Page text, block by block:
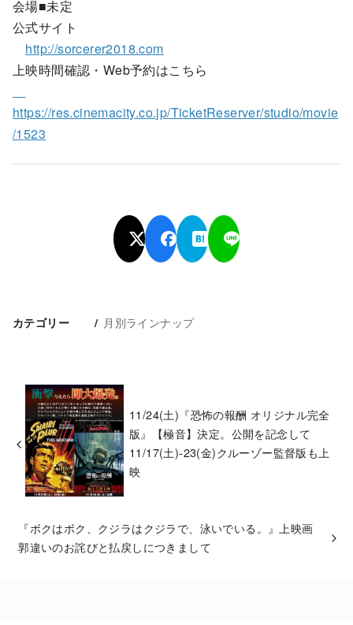
会場■未定
公式サイト
http://sorcerer2018.com
上映時間確認・Web予約はこちら
https://res.cinemacity.co.jp/TicketReserver/studio/movie
/1523
カテゴリー 月別ラインナップ
11/24(土)『恐怖の報酬 オリジナル完全
版』【極音】決定。公開を記念して
11/17(土)-23(金)クルーゾー監督版も上
映
『ボクはボク、クジラはクジラで、泳いでいる。』上映画
郭違いのお詫びと払戻しにつきまして